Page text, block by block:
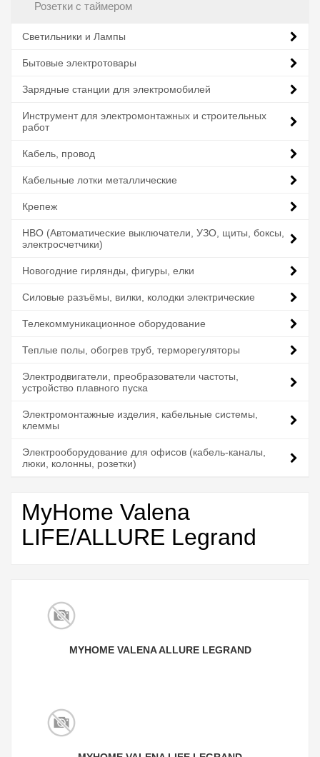
Розетки с таймером
Светильники и Лампы
Бытовые электротовары
Зарядные станции для электромобилей
Инструмент для электромонтажных и строительных
работ
Кабель, провод
Кабельные лотки металлические
Крепеж
НВО (Автоматические выключатели, УЗО, щиты, боксы,
электросчетчики)
Новогодние гирлянды, фигуры, елки
Силовые разъёмы, вилки, колодки электрические
Телекоммуникационное оборудование
Теплые полы, обогрев труб, терморегуляторы
Электродвигатели, преобразователи частоты,
устройство плавного пуска
Электромонтажные изделия, кабельные системы,
клеммы
Электрооборудование для офисов (кабель-каналы,
люки, колонны, розетки)
MyHome Valena
LIFE/ALLURE Legrand
MYHOME VALENA ALLURE LEGRAND